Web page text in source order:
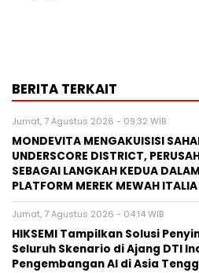
BERITA TERKAIT
Jumat, 7 Agustus 2026 - 09:32 WIB
MONDEVITA MENGAKUISISI
UNDERSCORE DISTRICT,
SEBAGAI LANGKAH KEDUA
PLATFORM MEREK MEWAH ITALIA
Jumat, 7 Agustus 2026 - 04:14 WIB
HIKSEMI Tampilkan Solusi
Seluruh Skenario di Ajang DTI
Pengembangan AI di Asia